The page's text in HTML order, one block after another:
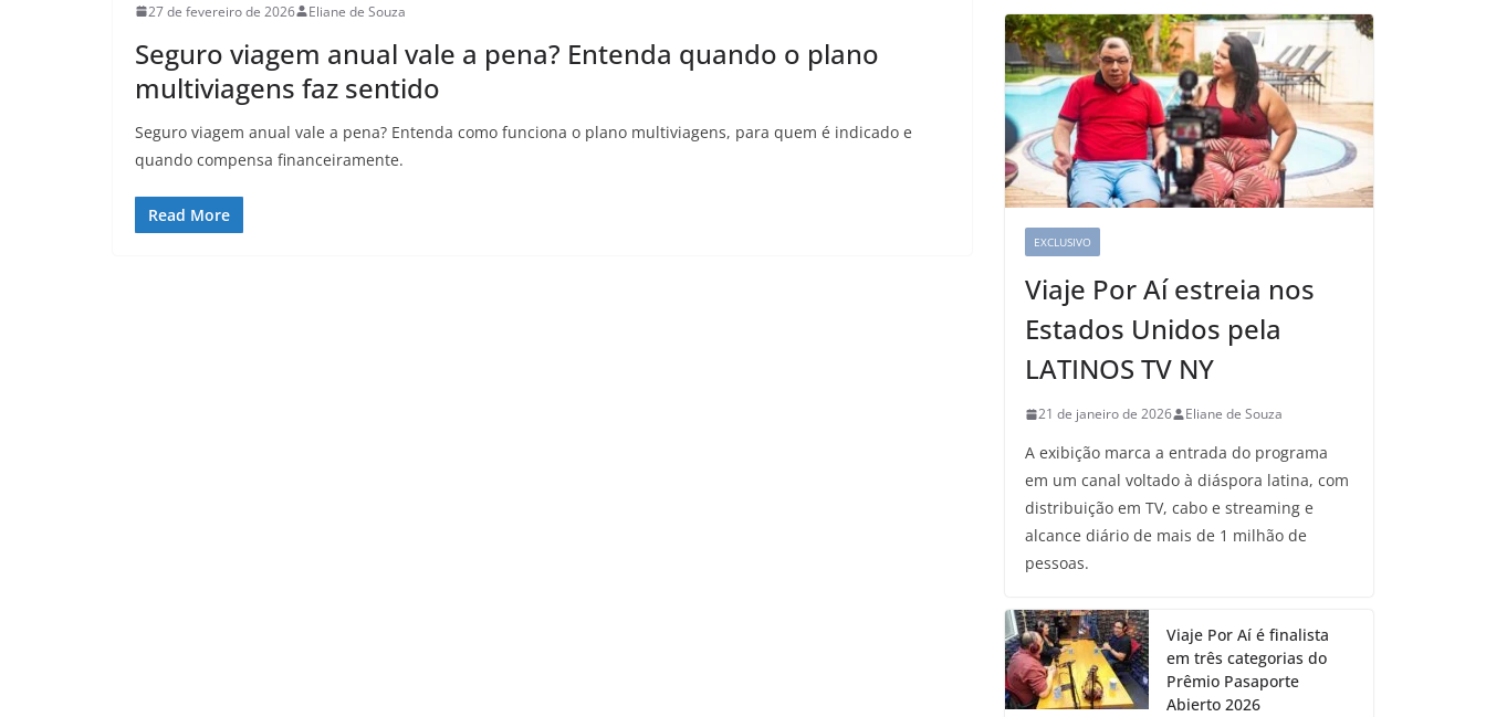
27 de fevereiro de 2026 Eliane de Souza
Seguro viagem anual vale a pena? Entenda quando o plano
multiviagens faz sentido
Seguro viagem anual vale a pena? Entenda como funciona o plano multiviagens, para quem é indicado e
quando compensa financeiramente.
Read More
EXCLUSIVO
Viaje Por Aí estreia nos
Estados Unidos pela
LATINOS TV NY
21 de janeiro de 2026 Eliane de Souza
A exibição marca a entrada do programa
em um canal voltado à diáspora latina, com
distribuição em TV, cabo e streaming e
alcance diário de mais de 1 milhão de
pessoas.
Viaje Por Aí é finalista
em três categorias do
Prêmio Pasaporte
Abierto 2026